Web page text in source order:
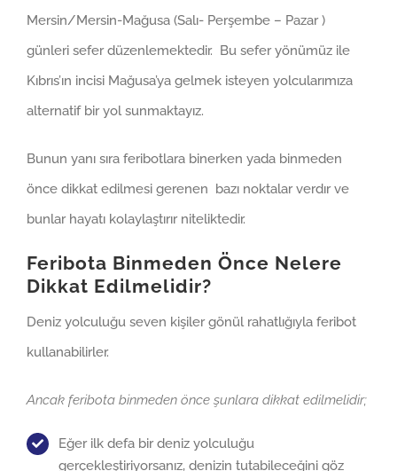
Mersin/Mersin-Mağusa (Salı- Perşembe – Pazar )
günleri sefer düzenlemektedir. Bu sefer yönümüz ile
Kıbrıs’ın incisi Mağusa’ya gelmek isteyen yolcularımıza
alternatif bir yol sunmaktayız.
Bunun yanı sıra feribotlara binerken yada binmeden
önce dikkat edilmesi gerenen bazı noktalar verdır ve
bunlar hayatı kolaylaştırır niteliktedir.
Feribota Binmeden Önce Nelere
Dikkat Edilmelidir?
Deniz yolculuğu seven kişiler gönül rahatlığıyla feribot
kullanabilirler.
Ancak feribota binmeden önce şunlara dikkat edilmelidir;
Eğer ilk defa bir deniz yolculuğu
gerçekleştiriyorsanız, denizin tutabileceğini göz